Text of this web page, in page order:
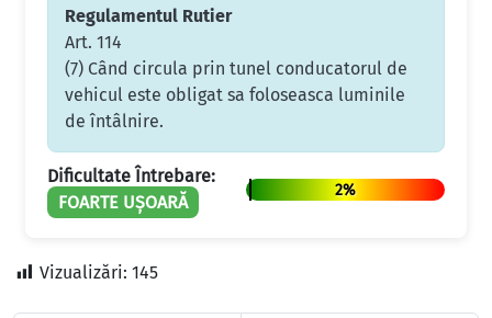
Regulamentul Rutier
Art. 114
(7) Când circula prin tunel conducatorul de
vehicul este obligat sa foloseasca luminile
de întâlnire.
Dificultate Întrebare:
FOARTE UȘOARĂ
2%
Vizualizări: 145